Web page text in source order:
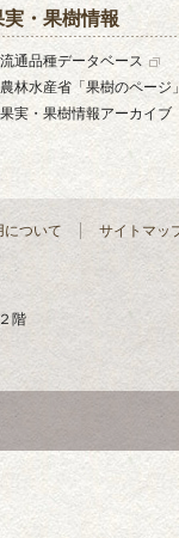
実・果樹情報
流通品種データベース
農林水産省「果樹のページ
果実・果樹情報アーカイブ
について サイトマッ
階